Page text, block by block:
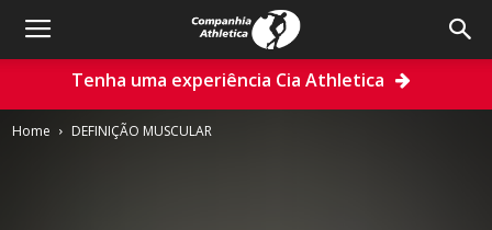
Tenha uma experiência Cia Athletica
Home DEFINIÇÃO MUSCULAR